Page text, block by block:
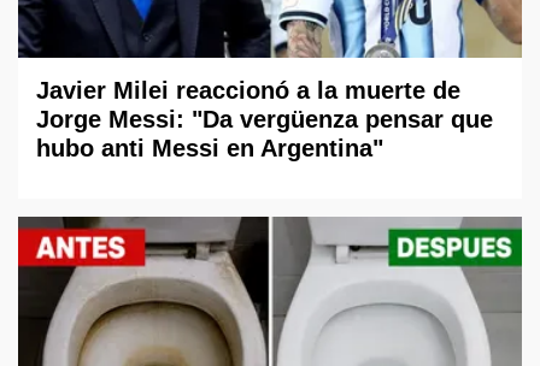
Javier Milei reaccionó a la muerte de
Jorge Messi: "Da vergüenza pensar que
hubo anti Messi en Argentina"